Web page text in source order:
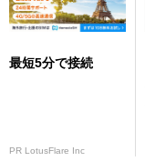
最短5分で接続
PR LotusFlare Inc